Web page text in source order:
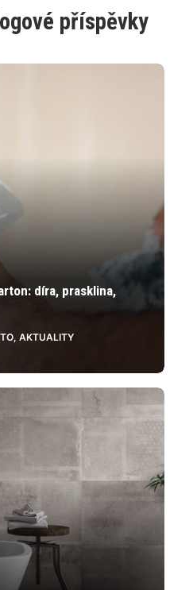
variant.
Varianty
vybrat
příspěvky
díra, prasklina,
, AKTUALITY